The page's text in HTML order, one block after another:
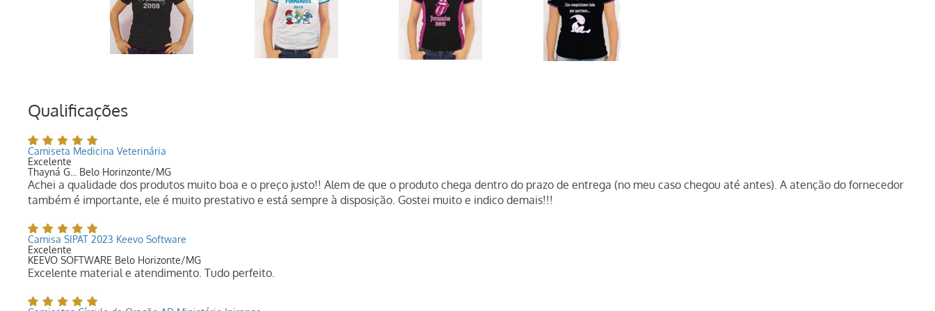
Qualificações
Camiseta Medicina Veterinária
Excelente
Thayná G... Belo Horinzonte/MG
Achei a qualidade dos produtos muito boa e o preço justo!! Alem de que o produto chega dentro do prazo de entrega (no meu caso chegou até antes). A atenção do fornecedor
também é importante, ele é muito prestativo e está sempre à disposição. Gostei muito e indico demais!!!
Camisa SIPAT 2023 Keevo Software
Excelente
KEEVO SOFTWARE Belo Horizonte/MG
Excelente material e atendimento. Tudo perfeito.